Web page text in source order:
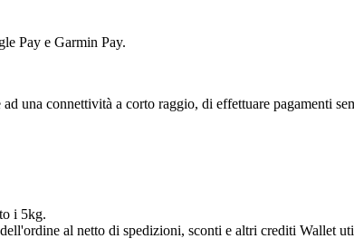
Pay e Garmin Pay.
una connettività a corto raggio, di effettuare pagamenti
i 5kg.
al netto di spedizioni, sconti e altri crediti Wallet